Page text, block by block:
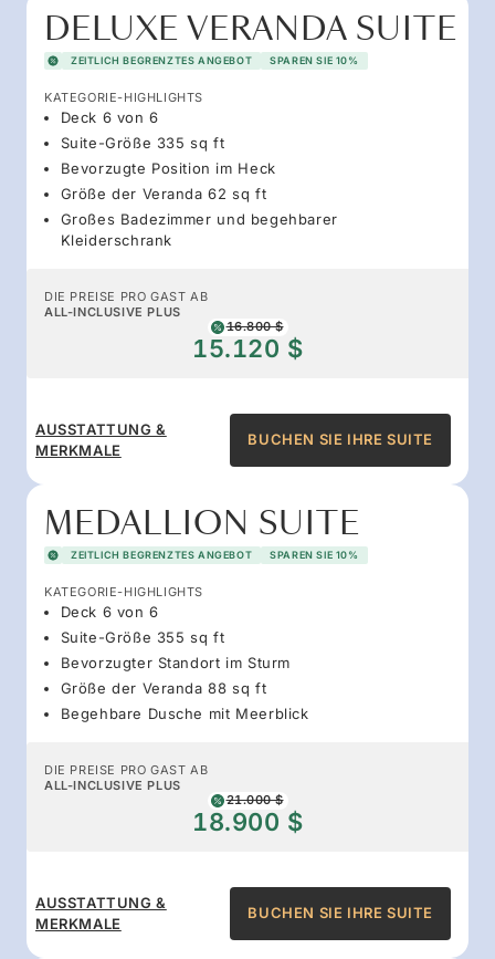
DELUXE VERANDA SUITE
ZEITLICH BEGRENZTES ANGEBOT SPAREN SIE 10%
KATEGORIE-HIGHLIGHTS
Deck 6 von 6
Suite-Größe 335 sq ft
Bevorzugte Position im Heck
Größe der Veranda 62 sq ft
Großes Badezimmer und begehbarer
Kleiderschrank
DIE PREISE PRO GAST AB
ALL-INCLUSIVE PLUS
16.800 $
15.120 $
AUSSTATTUNG &
MERKMALE
BUCHEN SIE IHRE SUITE
MEDALLION SUITE
ZEITLICH BEGRENZTES ANGEBOT SPAREN SIE 10%
KATEGORIE-HIGHLIGHTS
Deck 6 von 6
Suite-Größe 355 sq ft
Bevorzugter Standort im Sturm
Größe der Veranda 88 sq ft
Begehbare Dusche mit Meerblick
DIE PREISE PRO GAST AB
ALL-INCLUSIVE PLUS
21.000 $
18.900 $
AUSSTATTUNG &
MERKMALE
BUCHEN SIE IHRE SUITE